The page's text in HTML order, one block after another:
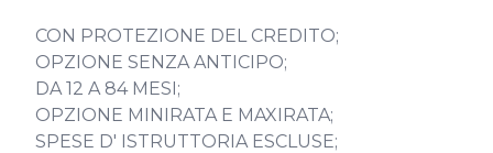
CON PROTEZIONE DEL CREDITO;
OPZIONE SENZA ANTICIPO;
DA 12 A 84 MESI;
OPZIONE MINIRATA E MAXIRATA;
SPESE D' ISTRUTTORIA ESCLUSE;